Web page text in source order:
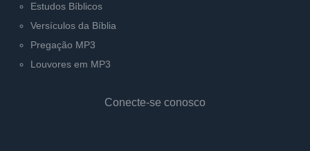
Estudos Bíblicos
Versículos da Bíblia
Pregação MP3
Louvores em MP3
Conecte-se conosco